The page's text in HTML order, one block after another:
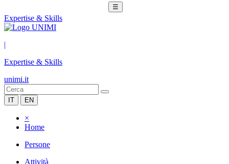
☰
Expertise & Skills
|
Expertise & Skills
unimi.it
IT EN
×
Home
Persone
Attività